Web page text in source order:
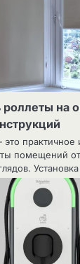
роллеты на
практичное
помещений